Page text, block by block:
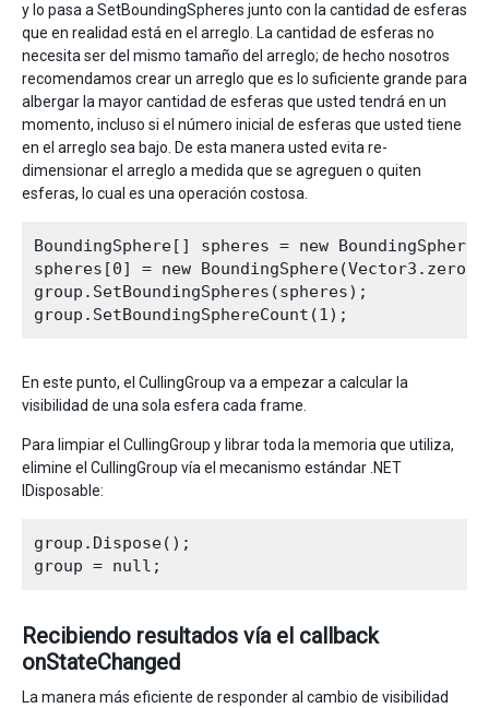
y lo pasa a SetBoundingSpheres junto con la cantidad de esferas
que en realidad está en el arreglo. La cantidad de esferas no
necesita ser del mismo tamaño del arreglo; de hecho nosotros
recomendamos crear un arreglo que es lo suficiente grande para
albergar la mayor cantidad de esferas que usted tendrá en un
momento, incluso si el número inicial de esferas que usted tiene
en el arreglo sea bajo. De esta manera usted evita re-
dimensionar el arreglo a medida que se agreguen o quiten
esferas, lo cual es una operación costosa.
BoundingSphere[] spheres = new
spheres[0] = new
group.SetBoundingSpheres(spheres);
En este punto, el CullingGroup va a empezar a calcular la
visibilidad de una sola esfera cada frame.
Para limpiar el CullingGroup y librar toda la memoria que utiliza,
elimine el CullingGroup vía el mecanismo estándar .NET
IDisposable:
group.Dispose();
Recibiendo resultados vía el callback
onStateChanged
La manera más eficiente de responder al cambio de visibilidad